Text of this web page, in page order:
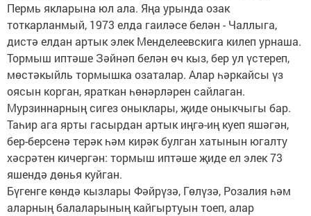
Пермь якларына юл ала. Яңа урында озак
тоткарланмый, 1973 елда гаиләсе белән - Чаллыга,
дистә елдан артык элек Менделеевскига килеп урнаша.
Тормыш иптәше Зәйнәп белән өч кыз, бер ул үстереп,
мөстәкыйль тормышка озаталар. Алар һәркайсы үз
оясын корган, яраткан һөнәрләрен сайлаган.
Мурзиннарның сигез оныклары, җиде оныкчыгы бар.
Таһир ага ярты гасырдан артык иңгә-иң куеп яшәгән,
бер-берсенә терәк һәм кирәк булган хатынын югалту
хәсрәтен кичергән: тормыш иптәше җиде ел элек 73
яшендә дөнья куйган.
Бүгенге көндә кызлары Фәйрүзә, Гөлүзә, Розалия һәм
аларның балаларының кайгыртуын тоеп, алар